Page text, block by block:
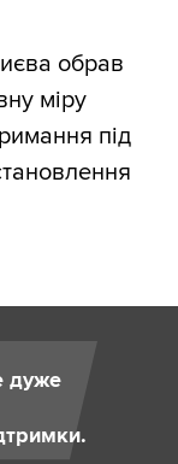
обрав
міру
під
дуже